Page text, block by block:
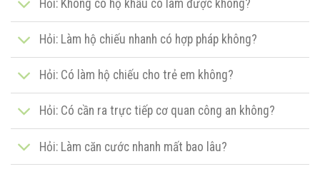
Hỏi: Không có hộ khẩu có làm được không?
Hỏi: Làm hộ chiếu nhanh có hợp pháp không?
Hỏi: Có làm hộ chiếu cho trẻ em không?
Hỏi: Có cần ra trực tiếp cơ quan công an không?
Hỏi: Làm căn cước nhanh mất bao lâu?